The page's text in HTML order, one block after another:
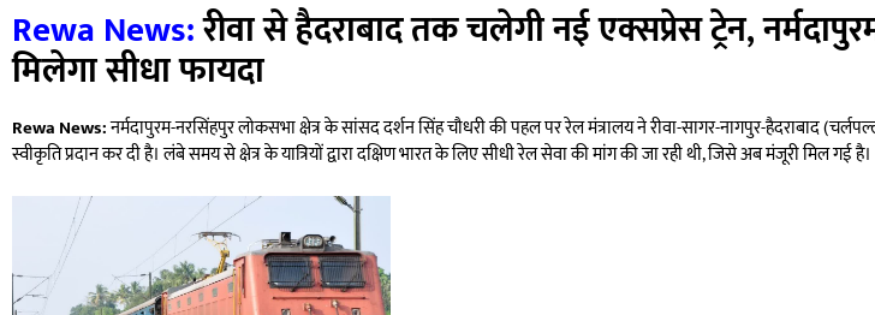
Rewa News:रीवा से हैदराबाद तक चलेगी नई एक्सप्रेस ट्रेन,
मिलेगा सीधा फायदा
Rewa News:नर्मदापुरम-नरसिंहपुर लोकसभा क्षेत्र के सांसद दर्शन सिंह चौधरी की पहल पर रेल मंत्रालय ने रीवा-सागर-नागपुर-हैदराबाद
स्वीकृति प्रदान कर दी है। लंबे समय से क्षेत्र के यात्रियों द्वारा दक्षिण भारत के लिए सीधी रेल सेवा की मांग की जा रही थी, जिसे अब मंजूरी मिल गई है।